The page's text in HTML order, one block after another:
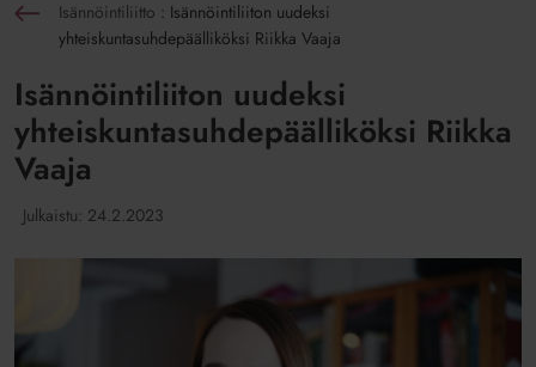
Isännöintiliitto : Isännöintiliiton uudeksi
yhteiskuntasuhdepäälliköksi Riikka Vaaja
Isännöintiliiton uudeksi
yhteiskuntasuhdepäälliköksi Riikka
Vaaja
Julkaistu: 24.2.2023